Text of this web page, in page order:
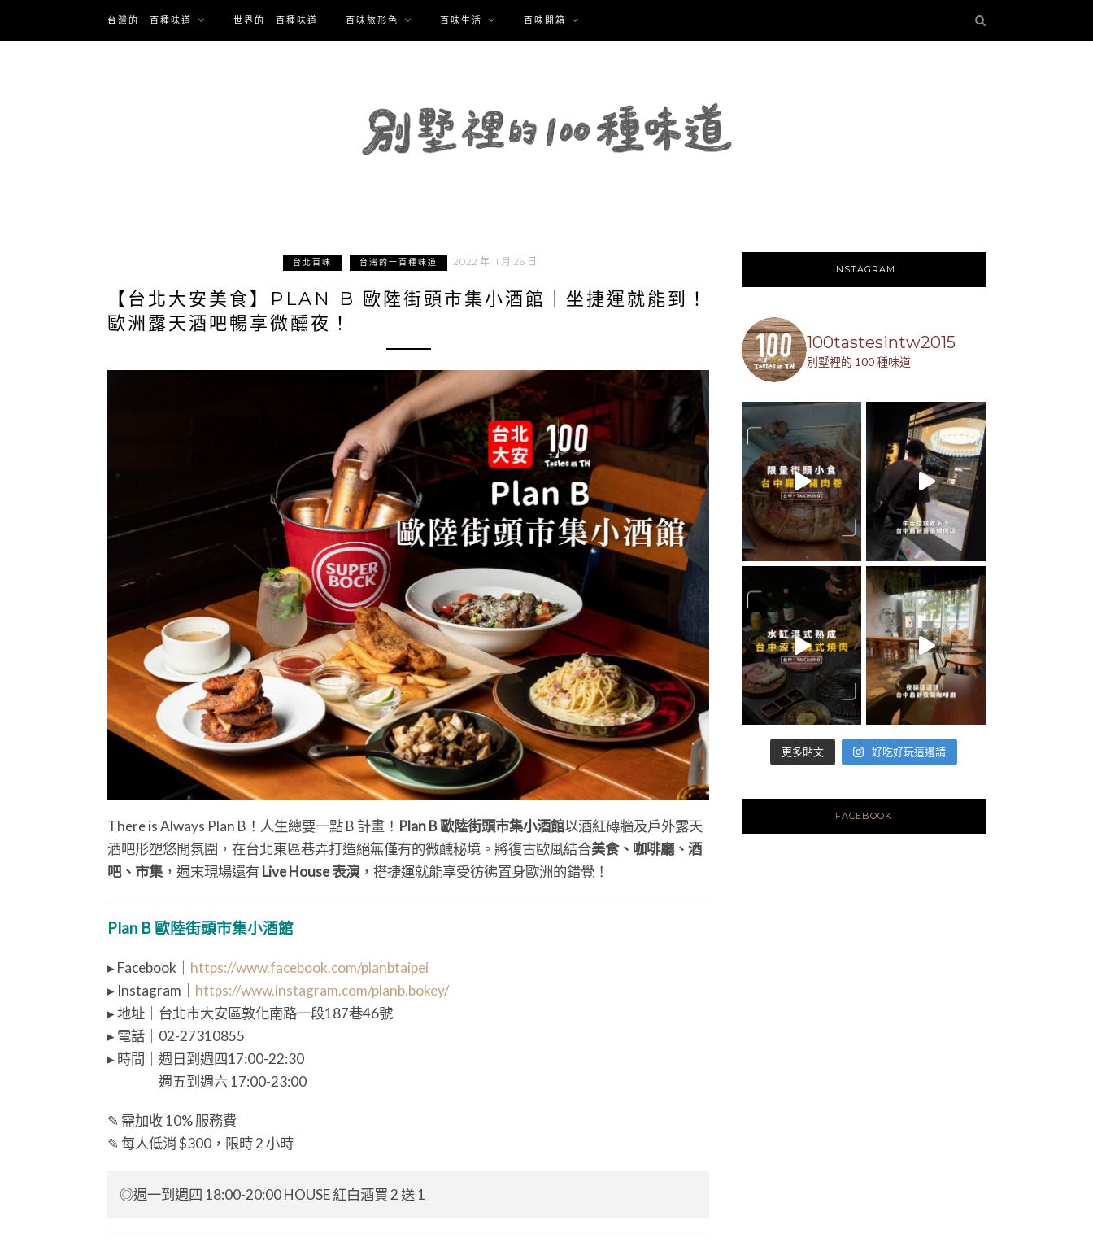
台灣的一百種味道 世界的一百種味道 百味旅形色 百味生活 百味開箱
台北百味 台灣的一百種味道 2022 年 11 月 26 日
【台北大安美食】PLAN B 歐陸街頭市集小酒館｜坐捷運就能到！
歐洲露天酒吧暢享微醺夜！
There is Always Plan B！人生總要一點 B 計畫！ Plan B 歐陸街頭市集小酒館以酒紅磚牆及戶外露天
酒吧形塑悠閒氛圍，在台北東區巷弄打造絕無僅有的微醺秘境。將復古歐風結合美食、咖啡廳、酒
吧、市集 ，週末現場還有Live House 表演 ，搭捷運就能享受彷彿置身歐洲的錯覺！
Plan B 歐陸街頭市集小酒館
▸ Facebook｜ https://www.facebook.com/planbtaipei
▸ Instagram｜ https://www.instagram.com/planb.bokey/
▸ 地址｜台北市大安區敦化南路一段187巷46號
▸ 電話｜02-27310855
▸ 時間｜週日到週四17:00-22:30
⠀⠀⠀⠀⠀ 週五到週六 17:00-23:00
✎ 需加收 10% 服務費
✎ 每人低消 $300，限時 2 小時
◎週一到週四 18:00-20:00 HOUSE 紅白酒買 2 送 1
INSTAGRAM
100tastesintw2015
別墅裡的 100 種味道
更多貼文 好吃好玩這邊請
FACEBOOK